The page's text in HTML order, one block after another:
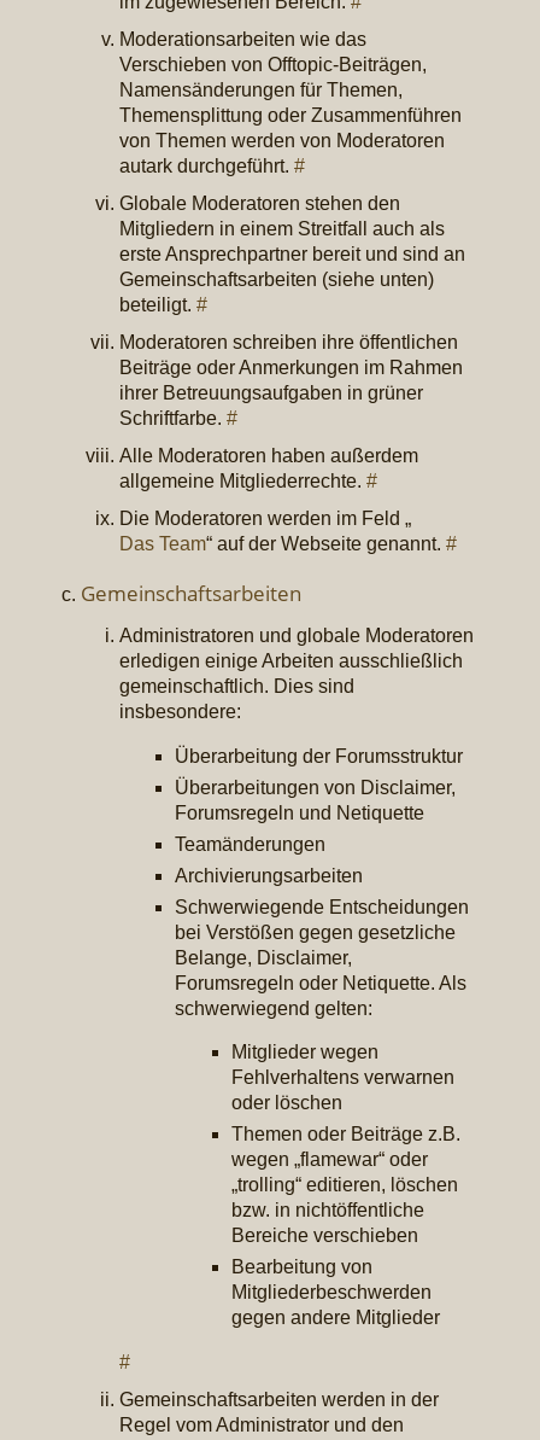
Moderationsarbeiten wie das
Verschieben von Offtopic-Beiträgen,
Namensänderungen für Themen,
Themensplittung oder Zusammenführen
von Themen werden von Moderatoren
autark durchgeführt. #
Globale Moderatoren stehen den
Mitgliedern in einem Streitfall auch als
erste Ansprechpartner bereit und sind an
Gemeinschaftsarbeiten (siehe unten)
beteiligt. #
Moderatoren schreiben ihre öffentlichen
Beiträge oder Anmerkungen im Rahmen
ihrer Betreuungsaufgaben in grüner
Schriftfarbe. #
Alle Moderatoren haben außerdem
allgemeine Mitgliederrechte. #
Die Moderatoren werden im Feld „
Das Team“ auf der Webseite genannt. #
Gemeinschaftsarbeiten
Administratoren und globale Moderatoren
erledigen einige Arbeiten ausschließlich
gemeinschaftlich. Dies sind
insbesondere:
Überarbeitung der Forumsstruktur
Überarbeitungen von Disclaimer,
Forumsregeln und Netiquette
Teamänderungen
Archivierungsarbeiten
Schwerwiegende Entscheidungen
bei Verstößen gegen gesetzliche
Belange, Disclaimer,
Forumsregeln oder Netiquette. Als
schwerwiegend gelten:
Mitglieder wegen
Fehlverhaltens verwarnen
oder löschen
Themen oder Beiträge z.B.
wegen „flamewar“ oder
„trolling“ editieren, löschen
bzw. in nichtöffentliche
Bereiche verschieben
Bearbeitung von
Mitgliederbeschwerden
gegen andere Mitglieder
#
Gemeinschaftsarbeiten werden in der
Regel vom Administrator und den